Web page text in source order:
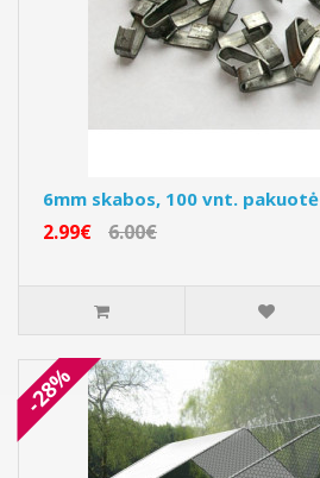
6mm skabos, 100 vnt. pakuotė
2.99€ 6.00€
-28%